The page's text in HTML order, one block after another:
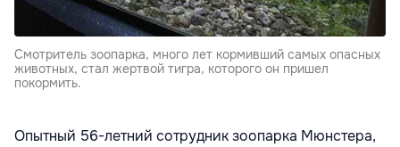
Смотритель зоопарка, много лет кормивший самых опасных
животных, стал жертвой тигра, которого он пришел
покормить.
Опытный 56-летний сотрудник зоопарка Мюнстера,